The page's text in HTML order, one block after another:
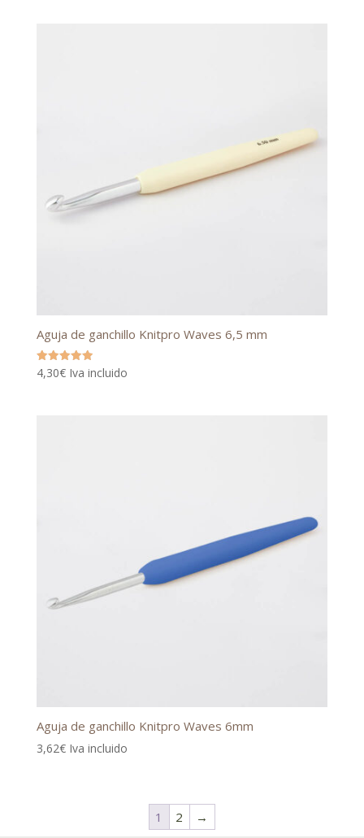
Aguja de ganchillo Knitpro Waves 6,5 mm
Valorado
con
4,30€ Iva incluido
Aguja de ganchillo Knitpro Waves 6mm
3,62€ Iva incluido
1 2 →